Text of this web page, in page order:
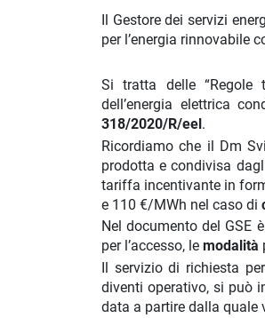
Il Gestore dei servizi
per l’energia rinnovabile
Si tratta delle “Regole
dell’energia elettrica
318/2020/R/eel .
Ricordiamo che il Dm
prodotta e condivisa
tariffa incentivante in
e 110 €/MWh nel caso di
Nel documento del GSE
per l’accesso, le modalità
Il servizio di richiesta
diventi operativo, si può
data a partire dalla quale